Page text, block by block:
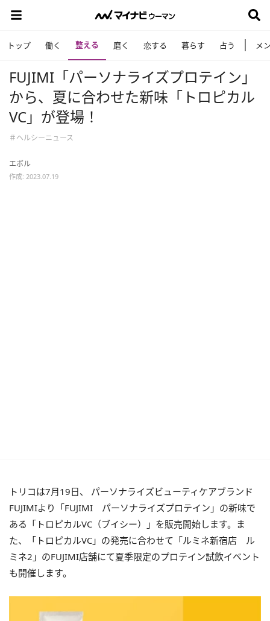
トップ 働く 整える 磨く 恋する 暮らす 占う メ
FUJIMI「パーソナライズプロテイン」
から、夏に合わせた新味「トロピカル
VC」が登場！
＃ヘルシーニュース
エボル
作成: 2023.07.19
トリコは7月19日、 パーソナライズビューティケアブランド
FUJIMIより「FUJIMI パーソナライズプロテイン」の新味で
ある「トロピカルVC（ブイシー）」を販売開始します。ま
た、「トロピカルVC」の発売に合わせて「ルミネ新宿店 ル
ミネ2」のFUJIMI店舗にて夏季限定のプロテイン試飲イベント
も開催します。